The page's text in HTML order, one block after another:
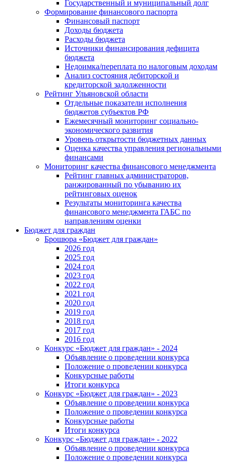
Государственный и муниципальный долг
Формирование финансового паспорта
Финансовый паспорт
Доходы бюджета
Расходы бюджета
Источники финансирования дефицита
бюджета
Недоимка/переплата по налоговым доходам
Анализ состояния дебиторской и
кредиторской задолженности
Рейтинг Ульяновской области
Отдельные показатели исполнения
бюджетов субъектов РФ
Ежемесячный мониторинг социально-
экономического развития
Уровень открытости бюджетных данных
Оценка качества управления региональными
финансами
Мониторинг качества финансового менеджмента
Рейтинг главных администраторов,
ранжированный по убыванию их
рейтинговых оценок
Результаты мониторинга качества
финансового менеджмента ГАБС по
направлениям оценки
Бюджет для граждан
Брошюра «Бюджет для граждан»
2026 год
2025 год
2024 год
2023 год
2022 год
2021 год
2020 год
2019 год
2018 год
2017 год
2016 год
Конкурс «Бюджет для граждан» - 2024
Объявление о проведении конкурса
Положение о проведении конкурса
Конкурсные работы
Итоги конкурса
Конкурс «Бюджет для граждан» - 2023
Объявление о проведении конкурса
Положение о проведении конкурса
Конкурсные работы
Итоги конкурса
Конкурс «Бюджет для граждан» - 2022
Объявление о проведении конкурса
Положение о проведении конкурса